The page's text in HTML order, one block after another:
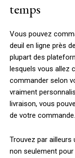
temps
Vous pouvez
deuil en ligne près
plupart des
lesquels vous allez
commander selon
vraiment
livraison, vous
de votre commande.
Trouvez par ailleurs
non seulement